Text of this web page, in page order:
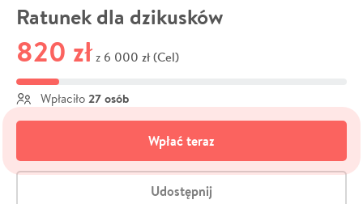
Ratunek dla dzikusków
820 zł z 6 000 zł (Cel)
Wpłaciło 27 osób
Wpłać teraz
Udostępnij